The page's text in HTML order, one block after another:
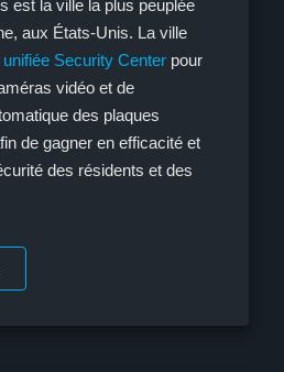
est la ville la plus peuplée
aux États-Unis. La ville
Security Center pour
vidéo et de
des plaques
de gagner en efficacité et
des résidents et des